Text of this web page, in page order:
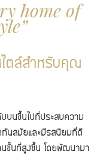
home of
ตล์สำหรับคุณ
บนขึ้นไปที่ประสบความ
ทันสมัยและมีรสนิยมที่ดี
ขั้นที่สูงขึ้น โดยพัฒนามา